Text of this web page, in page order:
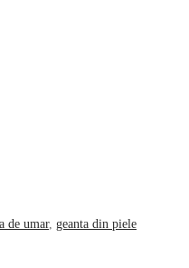
de umar, geanta din piele